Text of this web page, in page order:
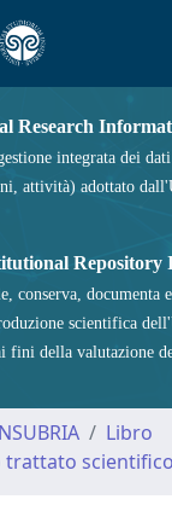
Research
integrata dei
attività) adottato
Repository
conserva, documenta
scientifica
fini della valutazione
Libro
trattato